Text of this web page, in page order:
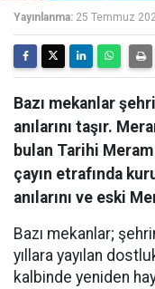
Yayınlanma: 25 Temmuz
Bazı mekanlar
anılarını taşır.
bulan Tarihi
çayın etrafında
anılarını ve eski
Bazı mekanlar;
yıllara yayılan
kalbinde yeniden